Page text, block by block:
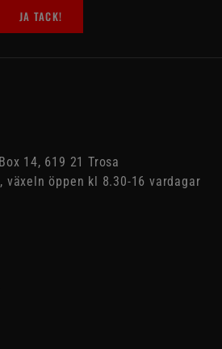
JA TACK!
14, 619 21 Trosa
växeln öppen kl 8.30-16 vardagar